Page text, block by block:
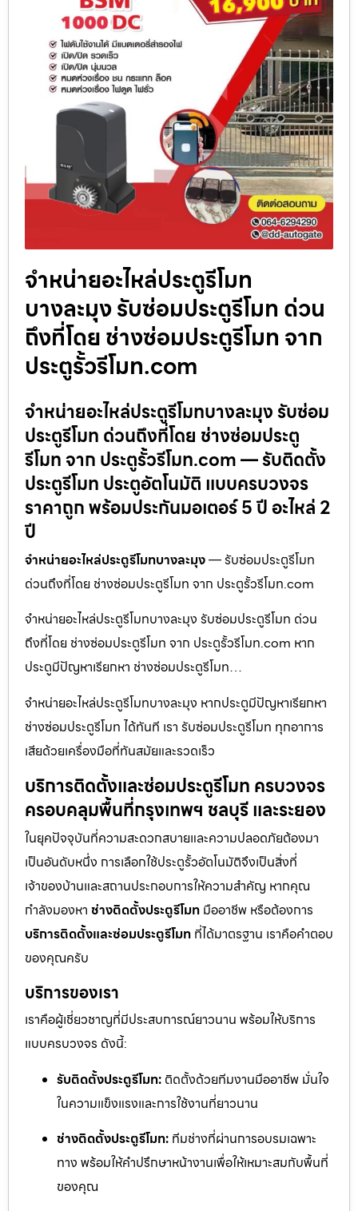
จำหน่ายอะไหล่ประตูรีโมท
บางละมุง รับซ่อมประตูรีโมท ด่วน
ถึงที่โดย ช่างซ่อมประตูรีโมท จาก
ประตูรั้วรีโมท.com
จำหน่ายอะไหล่ประตูรีโมทบางละมุง รับซ่อม
ประตูรีโมท ด่วนถึงที่โดย ช่างซ่อมประตู
รีโมท จาก ประตูรั้วรีโมท.com — รับติดตั้ง
ประตูรีโมท ประตูอัตโนมัติ แบบครบวงจร
ราคาถูก พร้อมประกันมอเตอร์ 5 ปี อะไหล่ 2
ปี
จำหน่ายอะไหล่ประตูรีโมทบางละมุง— รับซ่อมประตูรีโมท
ด่วนถึงที่โดย ช่างซ่อมประตูรีโมท จาก ประตูรั้วรีโมท.com
จำหน่ายอะไหล่ประตูรีโมทบางละมุง รับซ่อมประตูรีโมท ด่วน
ถึงที่โดย ช่างซ่อมประตูรีโมท จาก ประตูรั้วรีโมท.com หาก
ประตูมีปัญหาเรียกหา ช่างซ่อมประตูรีโมท…
จำหน่ายอะไหล่ประตูรีโมทบางละมุง หากประตูมีปัญหาเรียกหา
ช่างซ่อมประตูรีโมท ได้ทันที เรา รับซ่อมประตูรีโมท ทุกอาการ
เสียด้วยเครื่องมือที่ทันสมัยและรวดเร็ว
บริการติดตั้งและซ่อมประตูรีโมท ครบวงจร
ครอบคลุมพื้นที่กรุงเทพฯ ชลบุรี และระยอง
ในยุคปัจจุบันที่ความสะดวกสบายและความปลอดภัยต้องมา
เป็นอันดับหนึ่ง การเลือกใช้ประตูรั้วอัตโนมัติจึงเป็นสิ่งที่
เจ้าของบ้านและสถานประกอบการให้ความสำคัญ หากคุณ
กำลังมองหา ช่างติดตั้งประตูรีโมท มืออาชีพ หรือต้องการ
บริการติดตั้งและซ่อมประตูรีโมท ที่ได้มาตรฐาน เราคือคำตอบ
ของคุณครับ
บริการของเรา
เราคือผู้เชี่ยวชาญที่มีประสบการณ์ยาวนาน พร้อมให้บริการ
แบบครบวงจร ดังนี้:
รับติดตั้งประตูรีโมท: ติดตั้งด้วยทีมงานมืออาชีพ มั่นใจ
ในความแข็งแรงและการใช้งานที่ยาวนาน
ช่างติดตั้งประตูรีโมท: ทีมช่างที่ผ่านการอบรมเฉพาะ
ทาง พร้อมให้คำปรึกษาหน้างานเพื่อให้เหมาะสมกับพื้นที่
ของคุณ